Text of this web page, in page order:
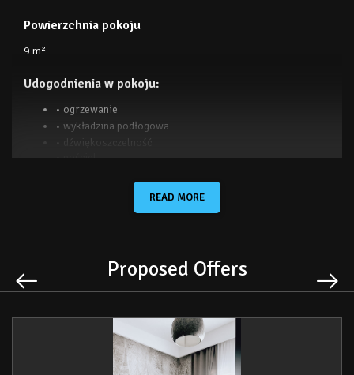
Powierzchnia pokoju
9 m²
Udogodnienia w pokoju: ​
• ogrzewanie
• wykładzina podłogowa
• dźwiękoszczelność
• pościel
Palenie zabronione
Parking: ​
Bezpłatnie!Bezpłatny parking prywatny jest dostępny na miejscu
(nie jest konieczna rezerwacja).
READ MORE
Proposed Offers